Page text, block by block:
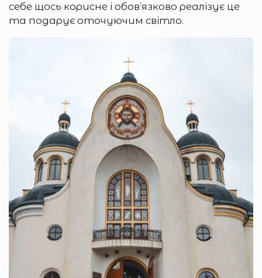
себе щось корисне і обов’язково реалізує це
та подарує оточуючим світло.